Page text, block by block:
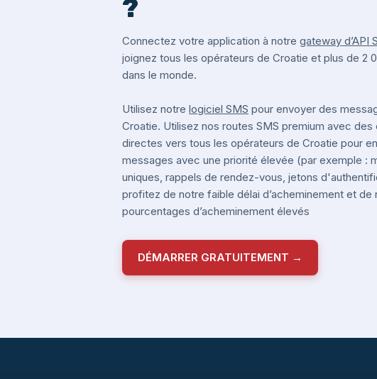
?
Connectez votre application à notre gateway d’API
joignez tous les opérateurs de Croatie et plus de 2
dans le monde.
Utilisez notre logiciel SMS pour envoyer des
Croatie. Utilisez nos routes SMS premium avec des
directes vers tous les opérateurs de Croatie pour
messages avec une priorité élevée (par exemple :
uniques, rappels de rendez-vous, jetons
profitez de notre faible délai d’acheminement et de
pourcentages d’acheminement élevés
DÉMARRER GRATUITEMENT →